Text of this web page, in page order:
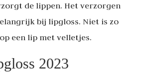
de lippen. Het verzorgen
bij lipgloss. Niet is zo
een lip met velletjes.
2023